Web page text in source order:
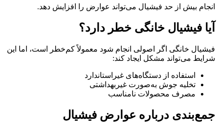
انجام بیش از حد فیشیال می‌تواند عوارض را افزایش دهد.
آیا فیشیال خانگی خطر دارد؟
فیشیال خانگی اگر اصولی انجام شود معمولاً کم‌خطر است، اما این
شرایط می‌تواند مشکل ایجاد کند:
استفاده از دستگاه‌های غیراستاندارد
تخلیه جوش به‌صورت غیربهداشتی
مصرف محصولات نامناسب
جمع‌بندی درباره عوارض فیشیال